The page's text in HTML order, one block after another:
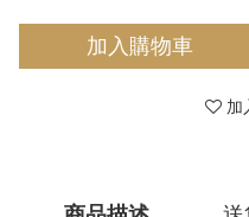
加入購物車
加